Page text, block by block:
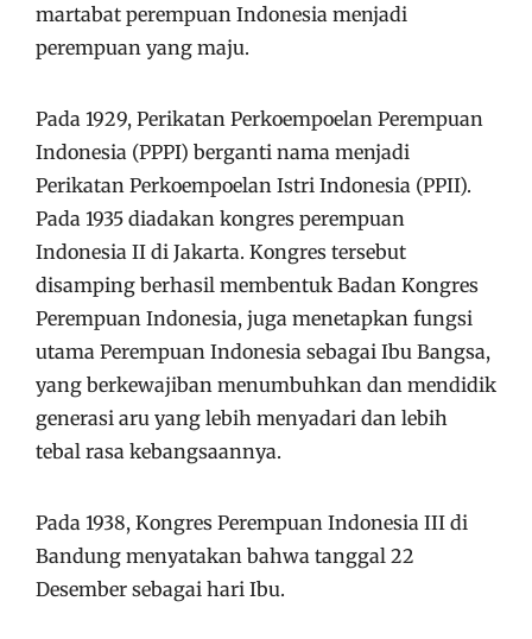
martabat perempuan Indonesia menjadi
perempuan yang maju.
Pada 1929, Perikatan Perkoempoelan Perempuan
Indonesia (PPPI) berganti nama menjadi
Perikatan Perkoempoelan Istri Indonesia (PPII).
Pada 1935 diadakan kongres perempuan
Indonesia II di Jakarta. Kongres tersebut
disamping berhasil membentuk Badan Kongres
Perempuan Indonesia, juga menetapkan fungsi
utama Perempuan Indonesia sebagai Ibu Bangsa,
yang berkewajiban menumbuhkan dan mendidik
generasi aru yang lebih menyadari dan lebih
tebal rasa kebangsaannya.
Pada 1938, Kongres Perempuan Indonesia III di
Bandung menyatakan bahwa tanggal 22
Desember sebagai hari Ibu.